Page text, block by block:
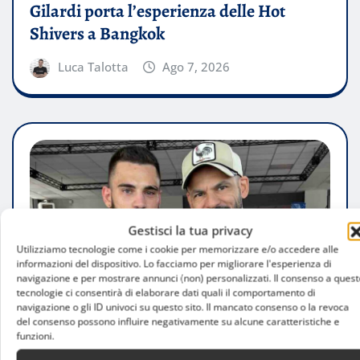
Gestisci la tua privacy
Utilizziamo tecnologie come i cookie per memorizzare e/o accedere alle
informazioni del dispositivo. Lo facciamo per migliorare l'esperienza di
navigazione e per mostrare annunci (non) personalizzati. Il consenso a
tecnologie ci consentirà di elaborare dati quali il comportamento di
navigazione o gli ID univoci su questo sito. Il mancato consenso o la revoca
del consenso possono influire negativamente su alcune caratteristiche e
funzioni.
Gilardi porta l’esperienza delle Hot
Shivers a Bangkok
Luca Talotta Ago 7, 2026